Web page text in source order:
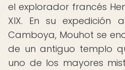
el explorador francés
XIX. En su
Camboya, Mouhot se
de un antiguo templo
uno de los mayores